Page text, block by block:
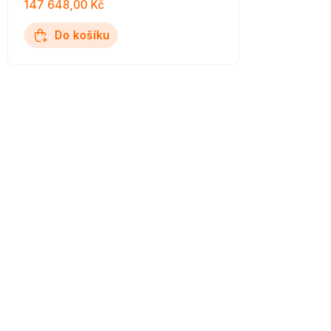
147 648,00 Kč
Do košíku